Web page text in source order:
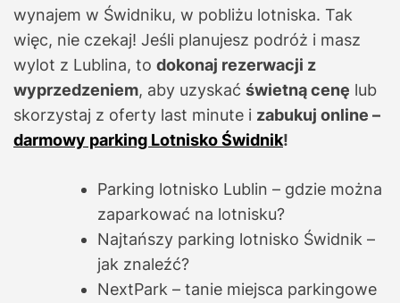
wynajem w Świdniku, w pobliżu lotniska. Tak
więc, nie czekaj! Jeśli planujesz podróż i masz
wylot z Lublina, to dokonaj rezerwacji z
wyprzedzeniem, aby uzyskać świetną cenę lub
skorzystaj z oferty last minute i zabukuj online –
darmowy parking Lotnisko Świdnik!
Parking lotnisko Lublin – gdzie można
zaparkować na lotnisku?
Najtańszy parking lotnisko Świdnik –
jak znaleźć?
NextPark – tanie miejsca parkingowe